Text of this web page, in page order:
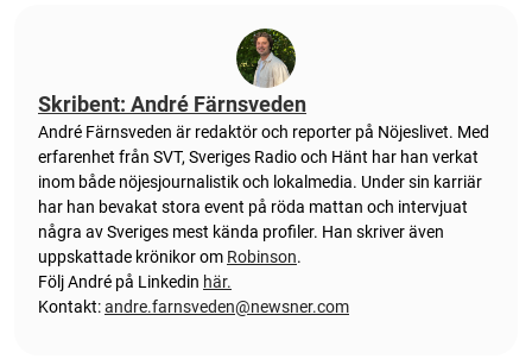
Skribent: André Färnsveden
André Färnsveden är redaktör och reporter på Nöjeslivet. Med
erfarenhet från SVT, Sveriges Radio och Hänt har han verkat
inom både nöjesjournalistik och lokalmedia. Under sin karriär
har han bevakat stora event på röda mattan och intervjuat
några av Sveriges mest kända profiler. Han skriver även
uppskattade krönikor om Robinson.
Följ André på Linkedin här.
Kontakt:andre.farnsveden@newsner.com